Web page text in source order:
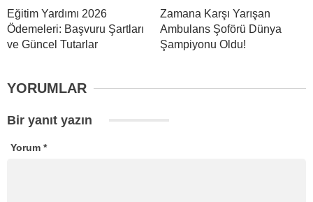
Eğitim Yardımı 2026
Ödemeleri: Başvuru Şartları
ve Güncel Tutarlar
Zamana Karşı Yarışan
Ambulans Şoförü Dünya
Şampiyonu Oldu!
YORUMLAR
Bir yanıt yazın
Yorum *